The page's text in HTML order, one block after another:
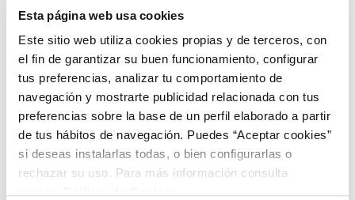
Esta página web usa cookies
Este sitio web utiliza cookies propias y de terceros, con
el fin de garantizar su buen funcionamiento, configurar
tus preferencias, analizar tu comportamiento de
navegación y mostrarte publicidad relacionada con tus
preferencias sobre la base de un perfil elaborado a partir
de tus hábitos de navegación. Puedes “Aceptar cookies”
si deseas instalarlas todas, o bien configurarlas o
rechazar su uso. Para más información consulta
También te puede interesar...